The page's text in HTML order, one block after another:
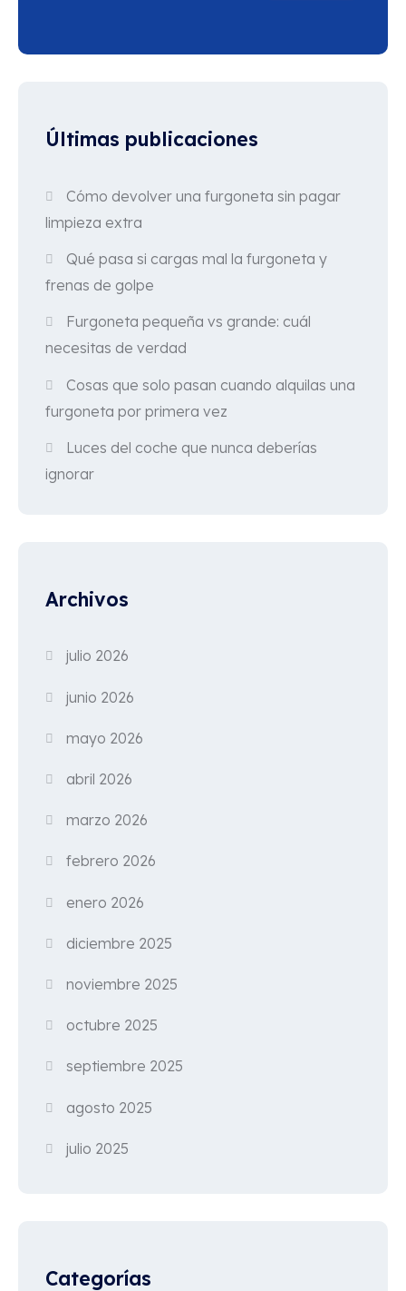
Últimas publicaciones
Cómo devolver una furgoneta sin pagar
limpieza extra
Qué pasa si cargas mal la furgoneta y
frenas de golpe
Furgoneta pequeña vs grande: cuál
necesitas de verdad
Cosas que solo pasan cuando alquilas una
furgoneta por primera vez
Luces del coche que nunca deberías
ignorar
Archivos
julio 2026
junio 2026
mayo 2026
abril 2026
marzo 2026
febrero 2026
enero 2026
diciembre 2025
noviembre 2025
octubre 2025
septiembre 2025
agosto 2025
julio 2025
Categorías